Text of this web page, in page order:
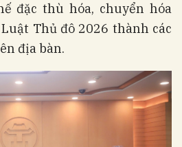
đặc thù hóa, chuyển hóa
Thủ đô 2026 thành các
địa bàn.